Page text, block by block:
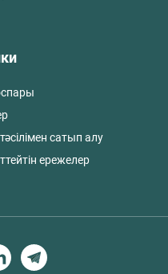
сатып алу
ережелер